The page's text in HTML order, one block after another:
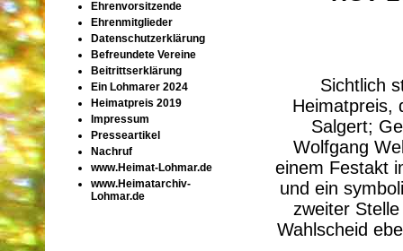
Ehrenvorsitzende
Ehrenmitglieder
Datenschutzerklärung
Befreundete Vereine
Beitrittserklärung
Ein Lohmarer 2024
Heimatpreis 2019
Impressum
Presseartikel
Nachruf
www.Heimat-Lohmar.de
www.Heimatarchiv-
Lohmar.de
Sichtlich
Heimatpreis,
Salgert;
Wolfgang
einem Festakt
und ein
zweiter
Wahlscheid